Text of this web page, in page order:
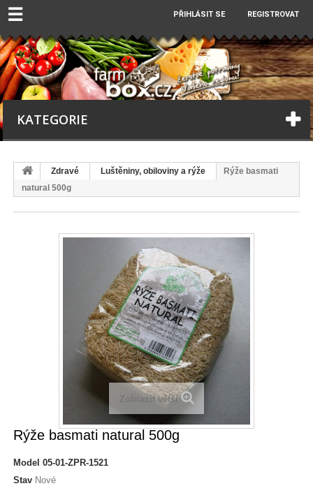
☰ PŘIHLÁSIT SE REGISTROVAT
KATEGORIE
Zdravé Luštěniny, obiloviny a rýže
Rýže basmati
natural 500g
Zobrazit větší
Rýže basmati natural 500g
Model 05-01-ZPR-1521
Stav Nové